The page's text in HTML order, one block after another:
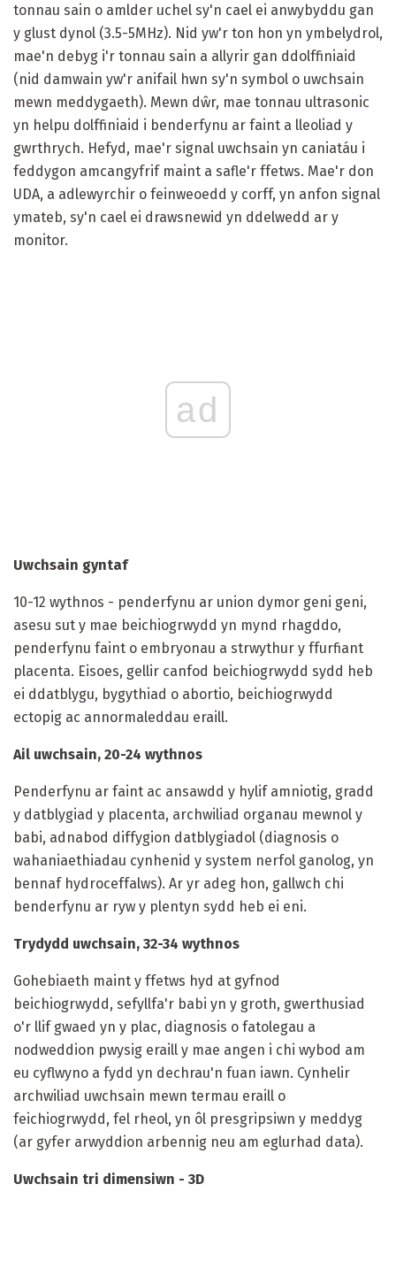
tonnau sain o amlder uchel sy'n cael ei anwybyddu gan
y glust dynol (3.5-5MHz). Nid yw'r ton hon yn ymbelydrol,
mae'n debyg i'r tonnau sain a allyrir gan ddolffiniaid
(nid damwain yw'r anifail hwn sy'n symbol o uwchsain
mewn meddygaeth). Mewn dŵr, mae tonnau ultrasonic
yn helpu dolffiniaid i benderfynu ar faint a lleoliad y
gwrthrych. Hefyd, mae'r signal uwchsain yn caniatáu i
feddygon amcangyfrif maint a safle'r ffetws. Mae'r don
UDA, a adlewyrchir o feinweoedd y corff, yn anfon signal
ymateb, sy'n cael ei drawsnewid yn ddelwedd ar y
monitor.
ad
Uwchsain gyntaf
10-12 wythnos - penderfynu ar union dymor geni geni,
asesu sut y mae beichiogrwydd yn mynd rhagddo,
penderfynu faint o embryonau a strwythur y ffurfiant
placenta. Eisoes, gellir canfod beichiogrwydd sydd heb
ei ddatblygu, bygythiad o abortio, beichiogrwydd
ectopig ac annormaleddau eraill.
Ail uwchsain, 20-24 wythnos
Penderfynu ar faint ac ansawdd y hylif amniotig, gradd
y datblygiad y placenta, archwiliad organau mewnol y
babi, adnabod diffygion datblygiadol (diagnosis o
wahaniaethiadau cynhenid ​​y system nerfol ganolog, yn
bennaf hydroceffalws). Ar yr adeg hon, gallwch chi
benderfynu ar ryw y plentyn sydd heb ei eni.
Trydydd uwchsain, 32-34 wythnos
Gohebiaeth maint y ffetws hyd at gyfnod
beichiogrwydd, sefyllfa'r babi yn y groth, gwerthusiad
o'r llif gwaed yn y plac, diagnosis o fatolegau a
nodweddion pwysig eraill y mae angen i chi wybod am
eu cyflwyno a fydd yn dechrau'n fuan iawn. Cynhelir
archwiliad uwchsain mewn termau eraill o
feichiogrwydd, fel rheol, yn ôl presgripsiwn y meddyg
(ar gyfer arwyddion arbennig neu am eglurhad data).
Uwchsain tri dimensiwn - 3D